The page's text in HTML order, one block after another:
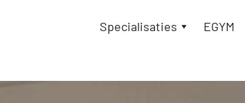
Specialisaties EGYM